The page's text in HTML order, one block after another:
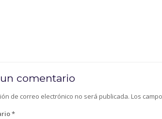
comentario
de correo electrónico no será publicada. Los
*